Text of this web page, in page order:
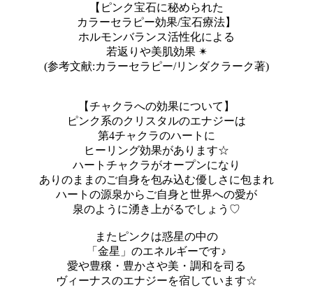
【ピンク宝石に秘められた
カラーセラピー効果/宝石療法】
ホルモンバランス活性化による
若返りや美肌効果 ✴︎︎
(参考文献:カラーセラピー/リンダクラーク著)
【チャクラへの効果について】
ピンク系のクリスタルのエナジーは
第4チャクラのハートに
ヒーリング効果があります☆
ハートチャクラがオープンになり
ありのままのご自身を包み込む優しさに包まれ
ハートの源泉からご自身と世界への愛が
泉のように湧き上がるでしょう♡
またピンクは惑星の中の
「金星」のエネルギーです♪
愛や豊穣・豊かさや美・調和を司る
ヴィーナスのエナジーを宿しています☆